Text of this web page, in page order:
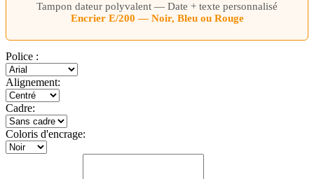
Tampon dateur polyvalent — Date + texte personnalisé
Encrier E/200 — Noir, Bleu ou Rouge
Police :
Alignement:
Cadre:
Coloris d'encrage: